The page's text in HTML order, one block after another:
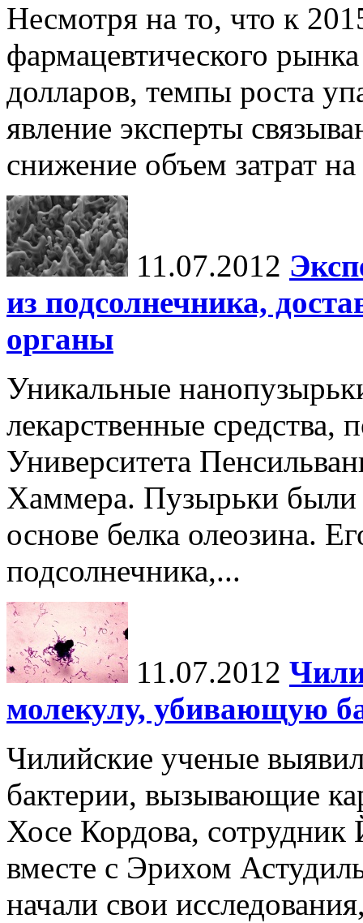
Несмотря на то, что к
фармацевтического
долларов, темпы роста
явление эксперты
снижение объем затрат на
11.07.2012
из подсолнечника,
органы
Уникальные
лекарственные средства,
Университета
Хаммера. Пузырьки были
основе белка олеозина.
подсолнечника,...
11.07.2012
молекулу, убивающую
Чилийские ученые
бактерии, вызывающие
Хосе Кордова, сотрудник
вместе с Эрихом
начали свои